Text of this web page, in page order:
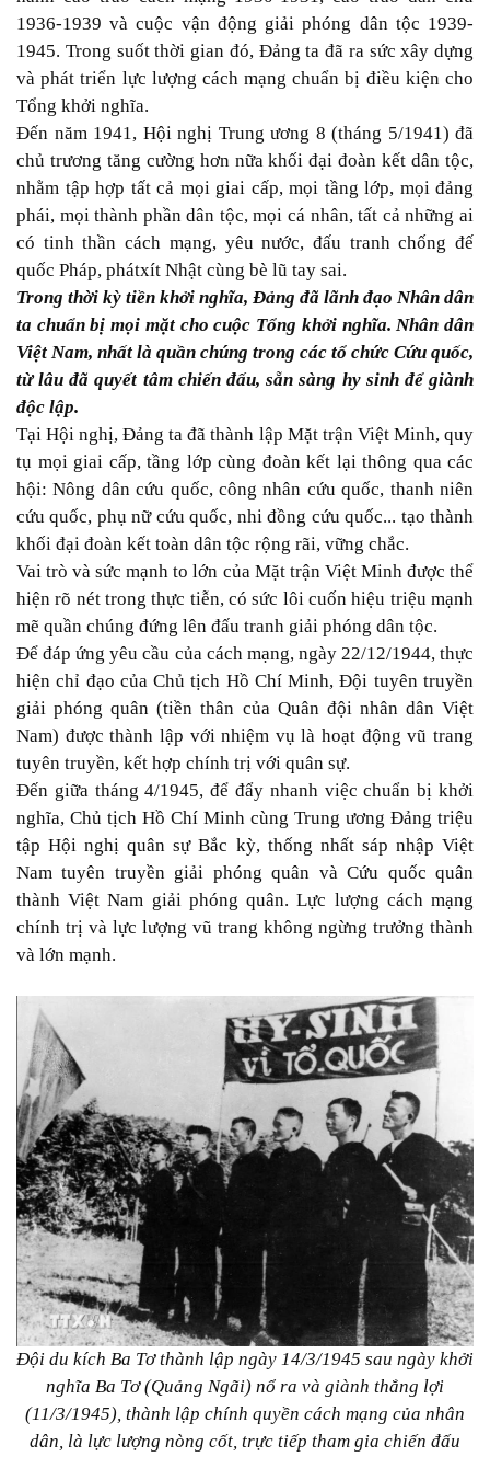
1936-1939 và cuộc vận động giải phóng dân tộc 1939-
1945. Trong suốt thời gian đó, Đảng ta đã ra sức xây dựng
và phát triển lực lượng cách mạng chuẩn bị điều kiện cho
Tổng khởi nghĩa.
Đến năm 1941, Hội nghị Trung ương 8 (tháng 5/1941) đã
chủ trương tăng cường hơn nữa khối đại đoàn kết dân tộc,
nhằm tập hợp tất cả mọi giai cấp, mọi tầng lớp, mọi đảng
phái, mọi thành phần dân tộc, mọi cá nhân, tất cả những ai
có tinh thần cách mạng, yêu nước, đấu tranh chống đế
quốc Pháp, phátxít Nhật cùng bè lũ tay sai.
Trong thời kỳ tiền khởi nghĩa, Đảng đã lãnh đạo Nhân dân
ta chuẩn bị mọi mặt cho cuộc Tổng khởi nghĩa. Nhân dân
Việt Nam, nhất là quần chúng trong các tổ chức Cứu quốc,
từ lâu đã quyết tâm chiến đấu, sẵn sàng hy sinh để giành
độc lập.
Tại Hội nghị, Đảng ta đã thành lập Mặt trận Việt Minh, quy
tụ mọi giai cấp, tầng lớp cùng đoàn kết lại thông qua các
hội: Nông dân cứu quốc, công nhân cứu quốc, thanh niên
cứu quốc, phụ nữ cứu quốc, nhi đồng cứu quốc... tạo thành
khối đại đoàn kết toàn dân tộc rộng rãi, vững chắc.
Vai trò và sức mạnh to lớn của Mặt trận Việt Minh được thể
hiện rõ nét trong thực tiễn, có sức lôi cuốn hiệu triệu mạnh
mẽ quần chúng đứng lên đấu tranh giải phóng dân tộc.
Để đáp ứng yêu cầu của cách mạng, ngày 22/12/1944, thực
hiện chỉ đạo của Chủ tịch Hồ Chí Minh, Đội tuyên truyền
giải phóng quân (tiền thân của Quân đội nhân dân Việt
Nam) được thành lập với nhiệm vụ là hoạt động vũ trang
tuyên truyền, kết hợp chính trị với quân sự.
Đến giữa tháng 4/1945, để đẩy nhanh việc chuẩn bị khởi
nghĩa, Chủ tịch Hồ Chí Minh cùng Trung ương Đảng triệu
tập Hội nghị quân sự Bắc kỳ, thống nhất sáp nhập Việt
Nam tuyên truyền giải phóng quân và Cứu quốc quân
thành Việt Nam giải phóng quân. Lực lượng cách mạng
chính trị và lực lượng vũ trang không ngừng trưởng thành
và lớn mạnh.
Đội du kích Ba Tơ thành lập ngày 14/3/1945 sau ngày khởi
nghĩa Ba Tơ (Quảng Ngãi) nổ ra và giành thắng lợi
(11/3/1945), thành lập chính quyền cách mạng của nhân
dân, là lực lượng nòng cốt, trực tiếp tham gia chiến đấu